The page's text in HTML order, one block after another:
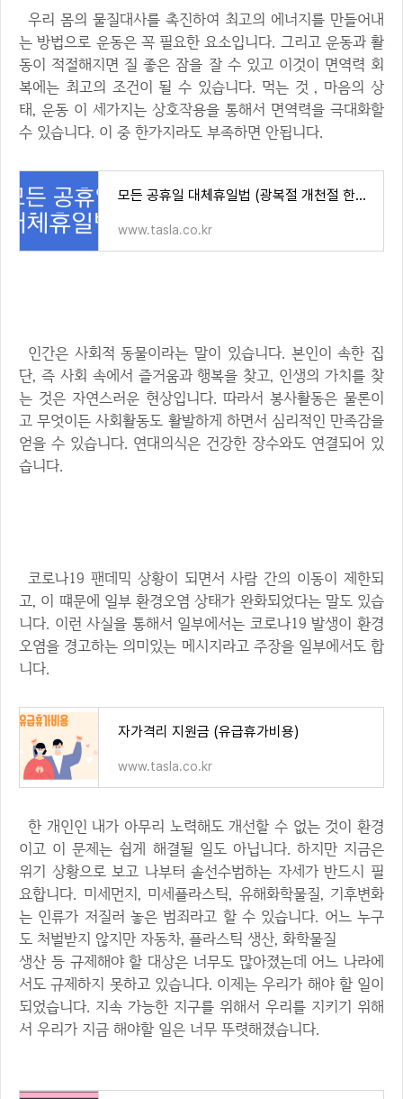
우리 몸의 물질대사를 촉진하여 최고의 에너지를 만들어내
는 방법으로 운동은 꼭 필요한 요소입니다. 그리고 운동과 활
동이 적절해지면 질 좋은 잠을 잘 수 있고 이것이 면역력 회
복에는 최고의 조건이 될 수 있습니다. 먹는 것 , 마음의 상
태, 운동 이 세가지는 상호작용을 통해서 면역력을 극대화할
수 있습니다. 이 중 한가지라도 부족하면 안됩니다.
모든 공휴일 대체휴일법 (광복절 개천절 한글날 성탄설 해당) 대상 유급휴가 가능?
www.tasla.co.kr
인간은 사회적 동물이라는 말이 있습니다. 본인이 속한 집
단, 즉 사회 속에서 즐거움과 행복을 찾고, 인생의 가치를 찾
는 것은 자연스러운 현상입니다. 따라서 봉사활동은 물론이
고 무엇이든 사회활동도 활발하게 하면서 심리적인 만족감을
얻을 수 있습니다. 연대의식은 건강한 장수와도 연결되어 있
습니다.
코로나19 팬데믹 상황이 되면서 사람 간의 이동이 제한되
고, 이 떄문에 일부 환경오염 상태가 완화되었다는 말도 있습
니다. 이런 사실을 통해서 일부에서는 코로나19 발생이 환경
오염을 경고하는 의미있는 메시지라고 주장을 일부에서도 합
니다.
자가격리 지원금 (유급휴가비용)
www.tasla.co.kr
한 개인인 내가 아무리 노력해도 개선할 수 없는 것이 환경
이고 이 문제는 쉽게 해결될 일도 아닙니다. 하지만 지금은
위기 상황으로 보고 나부터 솔선수범하는 자세가 반드시 필
요합니다. 미세먼지, 미세플라스틱, 유해화학물질, 기후변화
는 인류가 저질러 놓은 범죄라고 할 수 있습니다. 어느 누구
도 처벌받지 않지만 자동차, 플라스틱 생산, 화학물질
생산 등 규제해야 할 대상은 너무도 많아졌는데 어느 나라에
서도 규제하지 못하고 있습니다. 이제는 우리가 해야 할 일이
되었습니다. 지속 가능한 지구를 위해서 우리를 지키기 위해
서 우리가 지금 해야할 일은 너무 뚜렷해졌습니다.